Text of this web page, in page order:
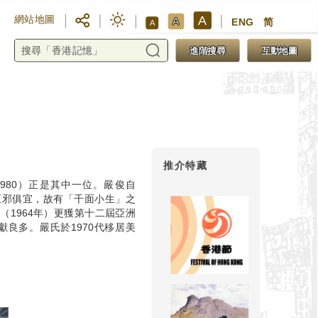
網站地圖 A A A ENG 简
進階搜尋 互動地圖
）正是其中一位。嚴俊自
俱宜，故有「千面小生」之
1964年）更獲第十二屆亞洲
良多。嚴氏於1970代移居美
推介特藏